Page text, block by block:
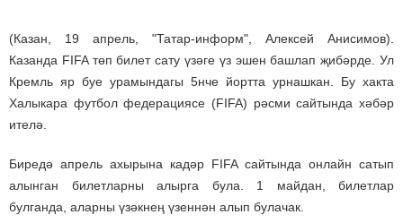
(Казан, 19 апрель, "Татар-информ", Алексей Анисимов).
Казанда FIFA төп билет сату үзәге үз эшен башлап җибәрде. Ул
Кремль яр буе урамындагы 5нче йортта урнашкан. Бу хакта
Халыкара футбол федерациясе (FIFA) рәсми сайтында хәбәр
ителә.
Биредә апрель ахырына кадәр FIFA сайтында онлайн сатып
алынган билетларны алырга була. 1 майдан, билетлар
булганда, аларны үзәкнең үзеннән алып булачак.